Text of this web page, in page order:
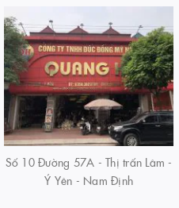
Số 10 Đường 57A - Thị trấn Lâm -
Ý Yên - Nam Định